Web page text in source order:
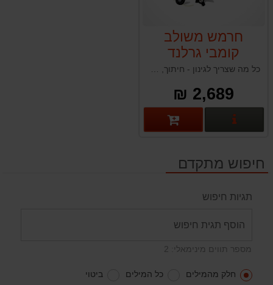
חרמש משולב
קומבי גרלנד
Garland BEST
710 DPG
2,689 ₪
פרטים נוספים
חיפוש מתקדם
תגיות חיפוש
מספר תווים מינימאלי: 2
חלק מהמילים כל המילים ביטוי